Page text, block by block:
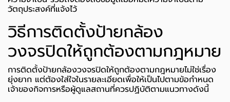
วัตถุประสงค์ที่แจ้งไว้
วิธีการติดตั้งป้ายกล้อง
วงจรปิดให้ถูกต้องตามกฎหมาย
การติดตั้งป้ายกล้องวงจรปิดให้ถูกต้องตามกฎหมายไม่ใช่เรื่อง
ยุ่งยาก แต่ต้องใส่ใจในรายละเอียดเพื่อให้เป็นไปตามข้อกำหนด
เจ้าของกิจการหรือผู้ดูแลสถานที่ควรปฏิบัติตามแนวทางดังนี้